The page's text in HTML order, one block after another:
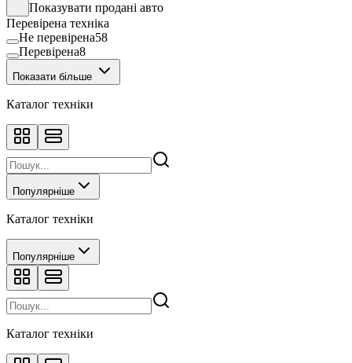
Показувати продані авто
Перевірена техніка
Не перевірена58
Перевірена8
Показати більше
Каталог техніки
Популярніше
Каталог техніки
Популярніше
Каталог техніки